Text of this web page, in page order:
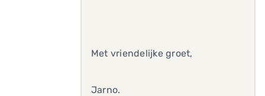
Met vriendelijke groet,
Jarno.